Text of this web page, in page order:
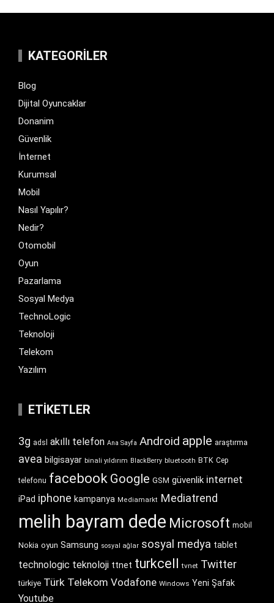
KATEGORILER
Blog
Dijital Oyuncaklar
Donanim
Güvenlik
İnternet
Kurumsal
Mobil
Nasıl Yapılır?
Nedir?
Otomobil
Oyun
Pazarlama
Sosyal Medya
TechnoLogic
Teknoloji
Telekom
Yazılım
ETIKETLER
3g adsl akıllı telefon Ana Sayfa Android apple araştırma
avea bilgisayar binali yıldırım BlackBerry bluetooth BTK Cep
telefonu facebook Google GSM güvenlik internet
iPad iphone kampanya Mediamarkt Mediatrend
melih bayram dede Microsoft mobil
Nokia oyun Samsung sosyal ağlar sosyal medya tablet
technologic teknoloji ttnet turkcell tvnet Twitter
türkiye Türk Telekom Vodafone Windows Yeni Şafak
Youtube